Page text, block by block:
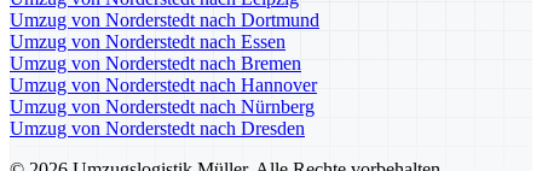
Umzug von Norderstedt nach Dortmund
Umzug von Norderstedt nach Essen
Umzug von Norderstedt nach Bremen
Umzug von Norderstedt nach Hannover
Umzug von Norderstedt nach Nürnberg
Umzug von Norderstedt nach Dresden